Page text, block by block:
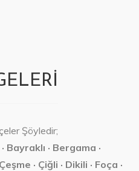
Şöyledir;
Bayraklı · Bergama ·
· Çiğli · Dikili · Foça ·